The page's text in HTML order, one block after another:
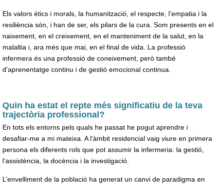
Els valors ètics i morals, la humanització, el respecte, l’empatia i la
resiliència són, i han de ser, els pilars de la cura. Som presents en el
naixement, en el creixement, en el manteniment de la salut, en la
malaltia i, ara més que mai, en el final de vida. La professió
infermera és una professió de coneixement, però també
d’aprenentatge continu i de gestió emocional continua.
Quin ha estat el repte més significatiu de la teva
trajectòria professional?
En tots els entorns pels quals he passat he pogut aprendre i
desafiar-me a mi mateixa. A l’àmbit residencial vaig viure en primera
persona els diferents rols que pot assumir la infermeria: la gestió,
l’assistència, la docència i la investigació.
L’envelliment de la població ha generat un canvi de paradigma en